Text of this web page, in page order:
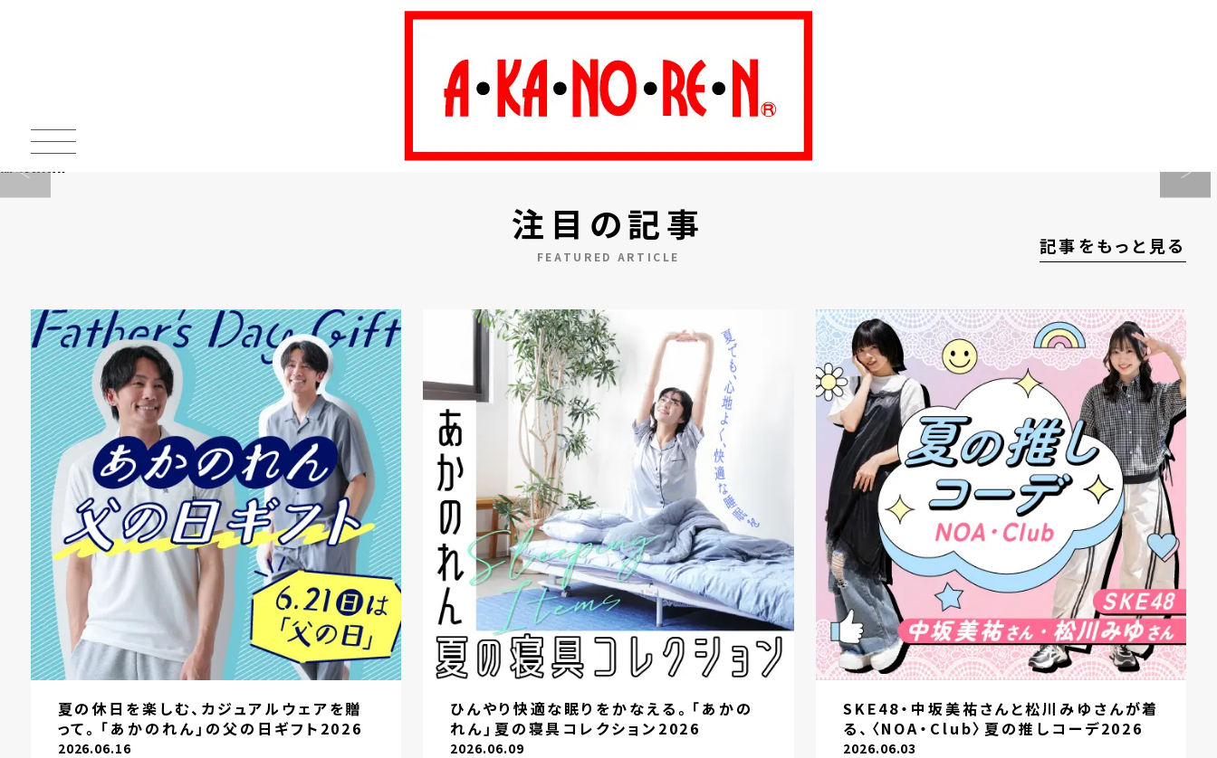
Warning
注目の記事
FEATURED ARTICLE
夏の休日を楽しむ、カジュアルウェアを贈
って。「あかのれん」の父の日ギフト2026
2026.06.16
ひんやり快適な眠りをかなえる。「あかの
れん」夏の寝具コレクション2026
2026.06.09
SKE48・中坂美祐さんと松川みゆさんが着
る、〈NOA・Club〉夏の推しコーデ2026
2026.06.03
記事をもっと見る